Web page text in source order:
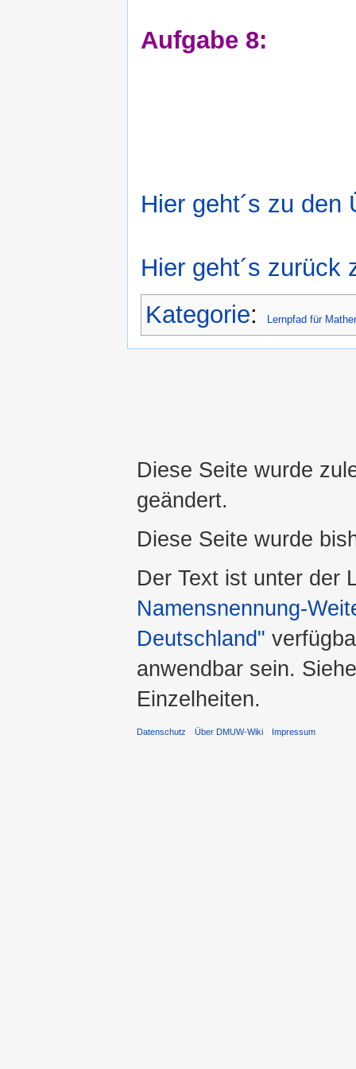
Aufgabe 8:
Hier geht´s zu den
Hier geht´s zurück
Kategorie: Lernpfad für
Diese Seite wurde
geändert.
Diese Seite wurde
Der Text ist unter der
Namensnennung-
Deutschland"
anwendbar sein.
Einzelheiten.
Datenschutz Über DMUW-Wiki Impressum